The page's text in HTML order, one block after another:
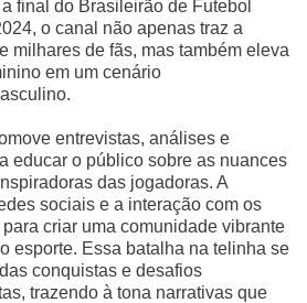
final do Brasileirão de Futebol
o canal não apenas traz a
milhares de fãs, mas também eleva
em um cenário
entrevistas, análises e
educar o público sobre as nuances
das jogadoras. A
sociais e a interação com os
criar uma comunidade vibrante
esporte. Essa batalha na telinha se
conquistas e desafios
trazendo à tona narrativas que